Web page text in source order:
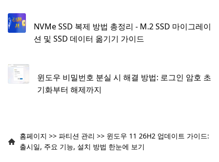
NVMe SSD 복제 방법 총정리 - M.2 SSD 마이그레이
션 및 SSD 데이터 옮기기 가이드
윈도우 비밀번호 분실 시 해결 방법: 로그인 암호 초
기화부터 해제까지
홈페이지 >> 파티션 관리 >> 윈도우 11 26H2 업데이트 가이드:
출시일, 주요 기능, 설치 방법 한눈에 보기